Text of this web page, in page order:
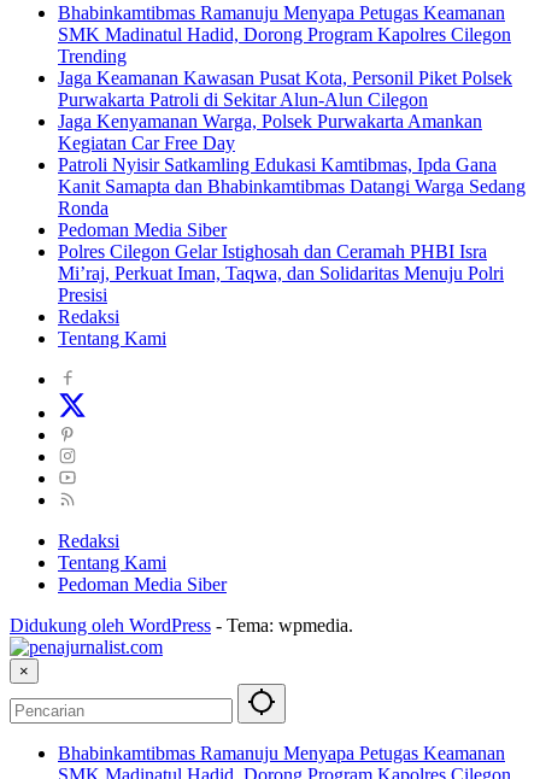
Bhabinkamtibmas Ramanuju Menyapa Petugas Keamanan
SMK Madinatul Hadid, Dorong Program Kapolres Cilegon
Trending
Jaga Keamanan Kawasan Pusat Kota, Personil Piket Polsek
Purwakarta Patroli di Sekitar Alun-Alun Cilegon
Jaga Kenyamanan Warga, Polsek Purwakarta Amankan
Kegiatan Car Free Day
Patroli Nyisir Satkamling Edukasi Kamtibmas, Ipda Gana
Kanit Samapta dan Bhabinkamtibmas Datangi Warga Sedang
Ronda
Pedoman Media Siber
Polres Cilegon Gelar Istighosah dan Ceramah PHBI Isra
Mi’raj, Perkuat Iman, Taqwa, dan Solidaritas Menuju Polri
Presisi
Redaksi
Tentang Kami
Redaksi
Tentang Kami
Pedoman Media Siber
Didukung oleh WordPress - Tema: wpmedia.
×
Bhabinkamtibmas Ramanuju Menyapa Petugas Keamanan
SMK Madinatul Hadid, Dorong Program Kapolres Cilegon